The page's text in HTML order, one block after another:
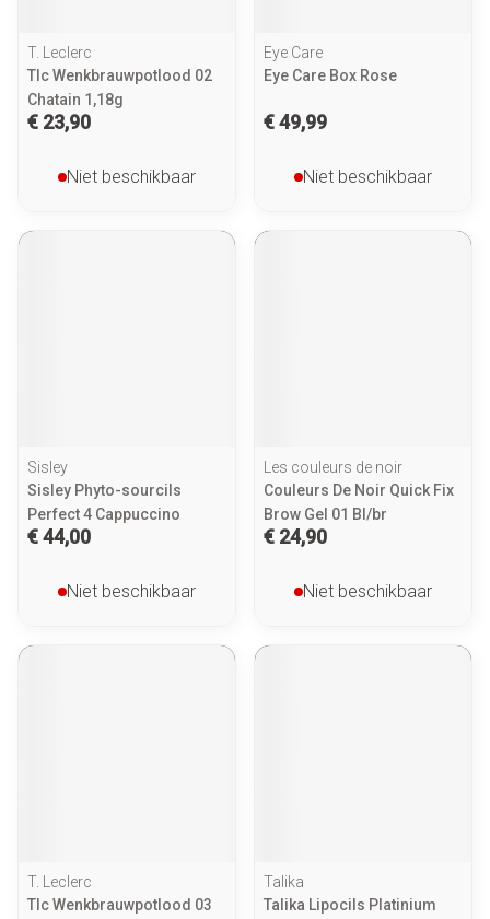
T. Leclerc
Tlc Wenkbrauwpotlood 02
Chatain 1,18g
€ 23,90
Niet beschikbaar
Eye Care
Eye Care Box Rose
€ 49,99
Niet beschikbaar
Sisley
Sisley Phyto-sourcils
Perfect 4 Cappuccino
€ 44,00
Niet beschikbaar
Les couleurs de noir
Couleurs De Noir Quick Fix
Brow Gel 01 Bl/br
€ 24,90
Niet beschikbaar
T. Leclerc
Tlc Wenkbrauwpotlood 03
Talika
Talika Lipocils Platinium